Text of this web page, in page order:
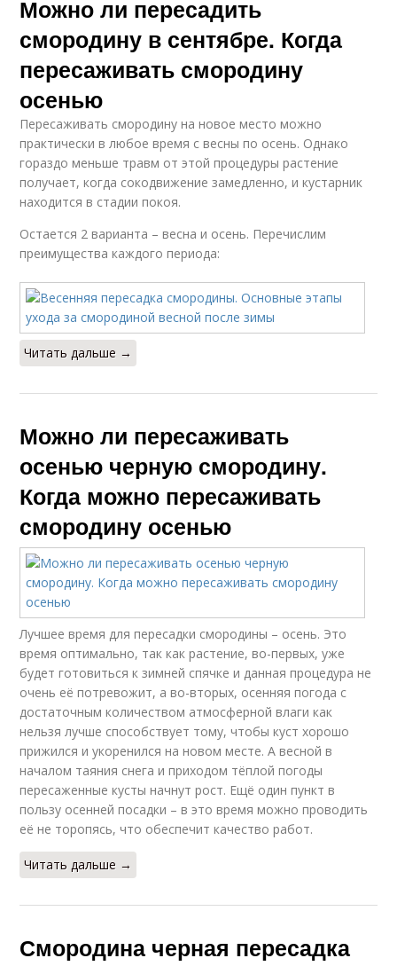
Можно ли пересадить
смородину в сентябре. Когда
пересаживать смородину
осенью
Пересаживать смородину на новое место можно
практически в любое время с весны по осень. Однако
гораздо меньше травм от этой процедуры растение
получает, когда сокодвижение замедленно, и кустарник
находится в стадии покоя.
Остается 2 варианта – весна и осень. Перечислим
преимущества каждого периода:
Читать дальше →
Можно ли пересаживать
осенью черную смородину.
Когда можно пересаживать
смородину осенью
Лучшее время для пересадки смородины – осень. Это
время оптимально, так как растение, во-первых, уже
будет готовиться к зимней спячке и данная процедура не
очень её потревожит, а во-вторых, осенняя погода с
достаточным количеством атмосферной влаги как
нельзя лучше способствует тому, чтобы куст хорошо
прижился и укоренился на новом месте. А весной в
началом таяния снега и приходом тёплой погоды
пересаженные кусты начнут рост. Ещё один пункт в
пользу осенней посадки – в это время можно проводить
её не торопясь, что обеспечит качество работ.
Читать дальше →
Смородина черная пересадка